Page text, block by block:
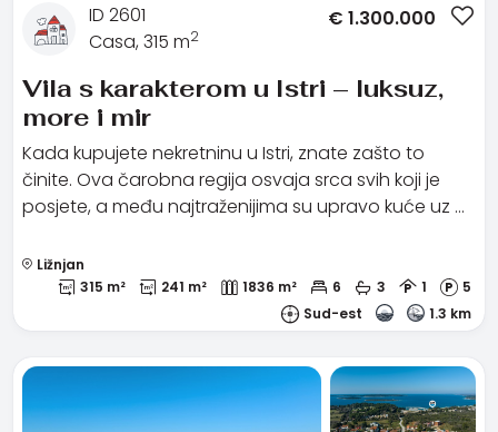
ID 2601
Casa, 315 m2
€ 1.300.000
Vila s karakterom u Istri – luksuz,
more i mir
Kada kupujete nekretninu u Istri, znate zašto to
činite. Ova čarobna regija osvaja srca svih koji je
posjete, a među najtraženijima su upravo kuće uz …
Ližnjan
315 m²
241 m² 1836 m² 6 3 1
5
Sud-est
1.3 km